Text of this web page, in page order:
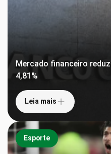
Mercado financeiro
4,81%
Leia mais
Esporte